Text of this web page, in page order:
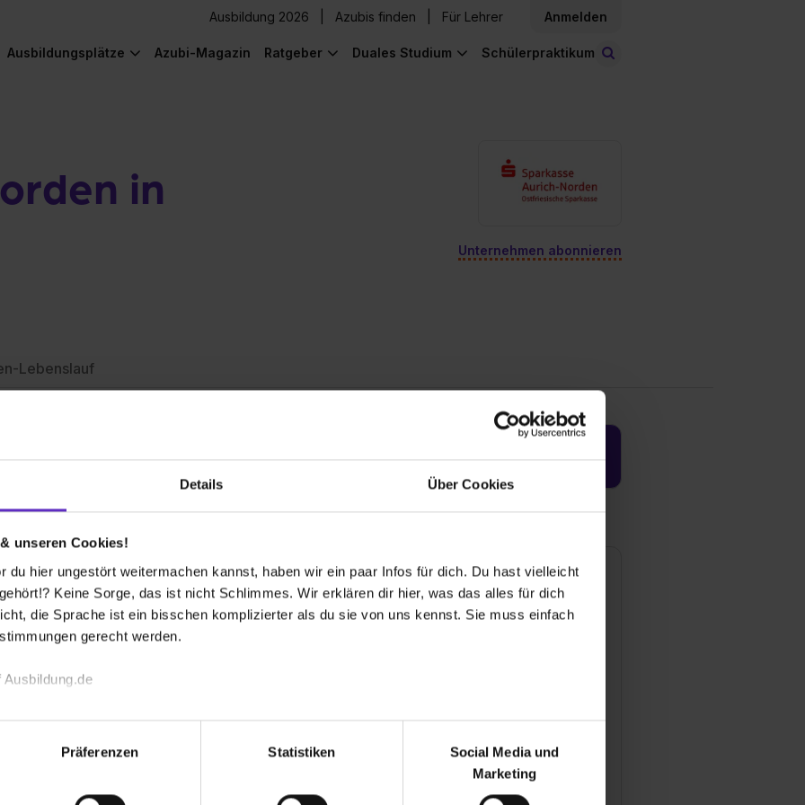
Details Über Cookies
unseren Cookies!
du hier ungestört weitermachen kannst, haben wir ein paar Infos für dich. Du hast vielleicht
Keine Sorge, das ist nicht Schlimmes. Wir erklären dir hier, was das alles für dich
die Sprache ist ein bisschen komplizierter als du sie von uns kennst. Sie muss einfach
gerecht werden.
Funktion unserer Webseite („Notwendig“), um von dir bei Benutzung der
zu speichern ( „Präferenzen“), die Zugriffe auf unsere Webseite zu analysieren
zu deiner Verwendung unserer Website an unsere Partner für soziale Medien, Werbung
um Inhalte und Anzeigen zu personalisieren („Social Media und Marketing“). Unsere
Präferenzen Statistiken
Social Media und
Marketing
Ausbildung 2026 Azubis finden Für Lehrer Anmelden
Ausbildungsplätze Azubi-Magazin Ratgeber Duales Studium Schülerpraktikum
in
Unternehmen abonnieren
Lebenslauf
Jetzt aktivieren
Sparkasse Aurich-Norden in
Ostfriesland
Marktplatz 11 - 15
Gründungsjahr
in Ostfriesland
und Mitarbeiter in vielen spannenden
Arbeitnehmer, Selbstständige, Unternehmen und
in allen finanziellen Angelegenheiten
und Trainees gehört, erlernt einen vielseitigen
bei besonderer Eignung